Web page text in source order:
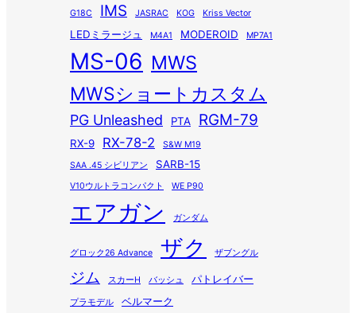
G18C IMS JASRAC KOG Kriss Vector
LEDミラージュ M4A1 MODEROID MP7A1
MS-06 MWS
MWSショートカスタム
PG Unleashed PTA RGM-79
RX-9 RX-78-2
S&W M19
SAA .45 シビリアン
SARB-15
V10ウルトラコンパクト WE P90
エアガン ガンダム
グロック26 Advance ザク ザブングル
ジム スカーH バッシュ パトレイバー
プラモデル ベルマーク